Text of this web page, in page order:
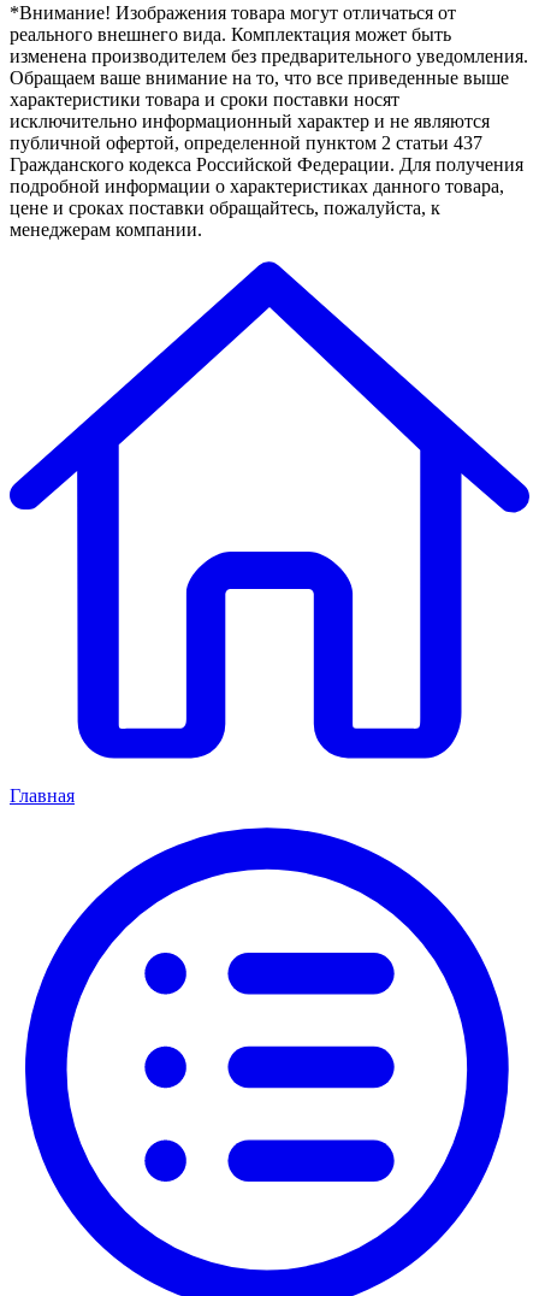
*Внимание! Изображения товара могут отличаться от
реального внешнего вида. Комплектация может быть
изменена производителем без предварительного уведомления.
Обращаем ваше внимание на то, что все приведенные выше
характеристики товара и сроки поставки носят
исключительно информационный характер и не являются
публичной офертой, определенной пунктом 2 статьи 437
Гражданского кодекса Российской Федерации. Для получения
подробной информации о характеристиках данного товара,
цене и сроках поставки обращайтесь, пожалуйста, к
менеджерам компании.
Главная